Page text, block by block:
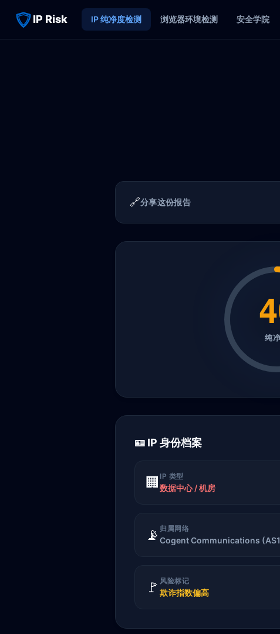
IP Risk IP 纯净度检测 浏览器环境检测 安全学院
🔗分享这份报告
纯
🪪 IP 身份档案
🏢 IP 类型
数据中心 / 机房
📡 归属网络
Cogent Communications
🚩 风险标记
欺诈指数偏高